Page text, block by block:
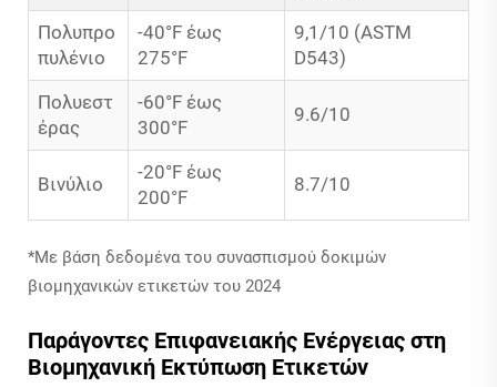
Πολυπρο
πυλένιο
-40°F έως
275°F
9,1/10 (ASTM
D543)
Πολυεστ
έρας
-60°F έως
300°F
9.6/10
Βινύλιο
-20°F έως
200°F
8.7/10
*Με βάση δεδομένα του συνασπισμού δοκιμών
βιομηχανικών ετικετών του 2024
Παράγοντες Επιφανειακής Ενέργειας στη
Βιομηχανική Εκτύπωση Ετικετών